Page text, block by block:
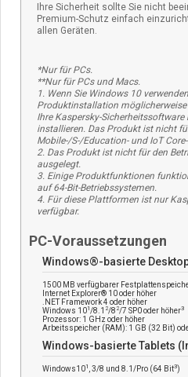
Ihre Sicherheit sollte Sie nicht
Premium-Schutz einfach
allen Geräten.
*Nur für PCs.
**Nur für PCs und Macs.
1. Wenn Sie Windows 10
Produktinstallation
Ihre Kaspersky-
installieren. Das Produkt ist nicht
Mobile-/S-/Education- und IoT
2. Das Produkt ist nicht für den
ausgelegt.
3. Einige Produktfunktionen
auf 64-Bit-Betriebssystemen.
4. Für diese Plattformen ist nur
verfügbar.
PC-Voraussetzungen
Windows®-basierte
1500 MB verfügbarer
Internet Explorer® 10 oder höher
.NET Framework 4 oder höher
Windows 101/8.1 2/8 2/7 SP0 oder höher3
Prozessor: 1 GHz oder höher
Arbeitsspeicher (RAM): 1 GB (32 Bit)
Windows-basierte Tablets
Windows101 , 3/8 und 8.1/Pro (64 Bit3)